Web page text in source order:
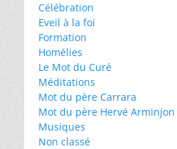
Célébration
Eveil à la foi
Formation
Homélies
Le Mot du Curé
Méditations
Mot du père Carrara
Mot du père Hervé Arminjon
Musiques
Non classé